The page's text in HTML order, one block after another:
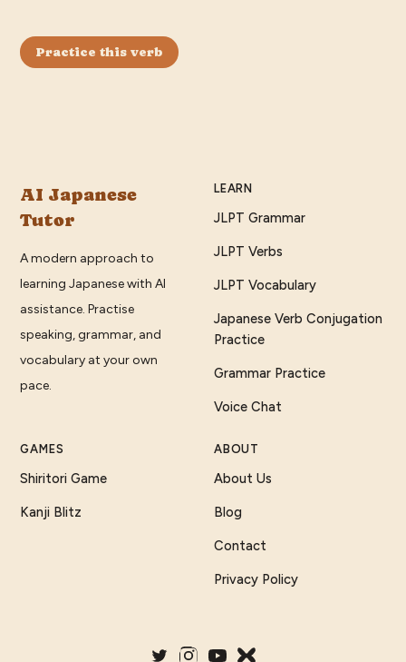
Practice this verb
AI Japanese
Tutor
A modern approach to
learning Japanese with AI
assistance. Practise
speaking, grammar, and
vocabulary at your own
pace.
LEARN
JLPT Grammar
JLPT Verbs
JLPT Vocabulary
Japanese Verb Conjugation
Practice
Grammar Practice
Voice Chat
GAMES
Shiritori Game
Kanji Blitz
ABOUT
About Us
Blog
Contact
Privacy Policy